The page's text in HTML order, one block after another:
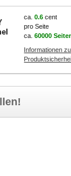
ca.0.6cent
pro Seite
ca.60000
Informationen